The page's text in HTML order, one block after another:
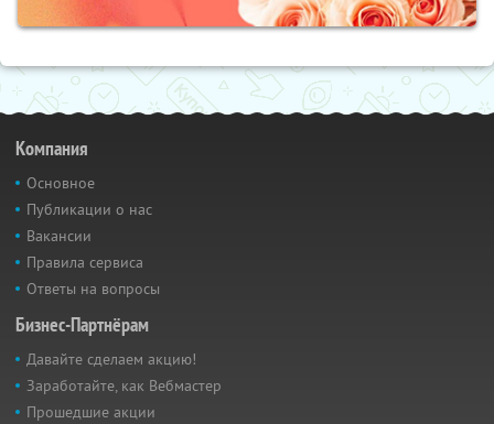
Компания
Основное
Публикации о нас
Вакансии
Правила сервиса
Ответы на вопросы
Бизнес-Партнёрам
Давайте сделаем акцию!
Заработайте, как Вебмастер
Прошедшие акции